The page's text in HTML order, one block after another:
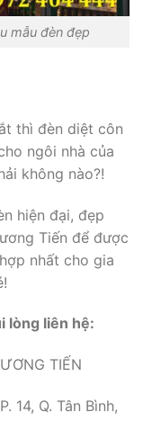
mẫu đèn đẹp
thì đèn diệt côn
ngôi nhà của
không nào?!
hiện đại, đẹp
Tiến để được
nhất cho gia
lòng liên hệ:
TIẾN
14, Q. Tân Bình,